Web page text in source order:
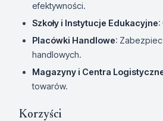
efektywności.
Szkoły i Instytucje Edukacyjne:
Placówki Handlowe:
handlowych.
Magazyny i Centra
towarów.
Korzyści